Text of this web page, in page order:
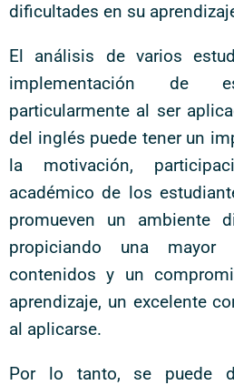
dificultades en su
El análisis de varios
implementación de
particularmente al ser
del inglés puede tener un
la motivación,
académico de los
promueven un ambiente
propiciando una
contenidos y un
aprendizaje, un excelente
al aplicarse.
Por lo tanto, se puede